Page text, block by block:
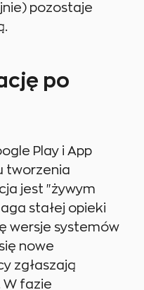
pozostaje
po
Play i App
tworzenia
jest "żywym
stałej opieki
wersje systemów
nowe
zgłaszają
W fazie